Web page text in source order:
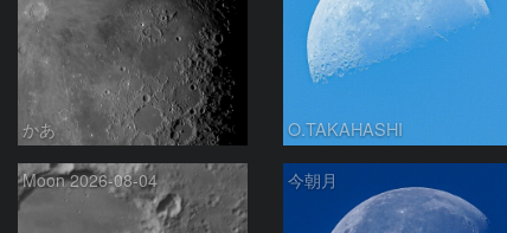
かあ O.TAKAHASHI
Moon 2026-08-04 今朝月